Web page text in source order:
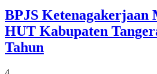
BPJS Ketenagakerjaan
HUT Kabupaten
Tahun